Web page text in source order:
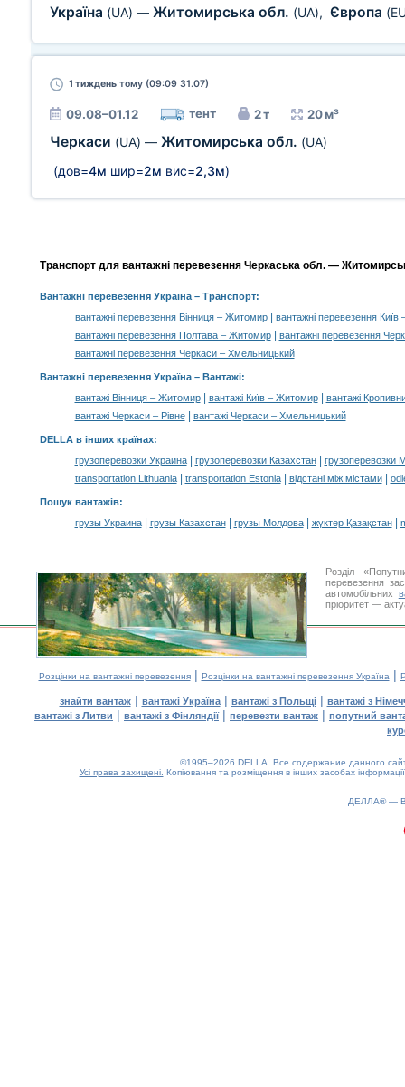
Україна (UA) — Житомирська обл. (UA), Європа
1 тиждень тому (09:09 31.07)
09.08–01.12 тент 2 т 20 м³
Черкаси (UA) — Житомирська обл. (UA)
(дов=4м шир=2м вис=2,3м)
Транспорт для вантажні перевезення Черкаська обл. —
Вантажні перевезення Україна– Транспорт:
вантажні перевезення Вінниця – Житомир|
вантажні перевезення
вантажні перевезення Полтава – Житомир|
вантажні перевезення
вантажні перевезення Черкаси – Хмельницький
Вантажні перевезення Україна – Вантажі:
вантажі Вінниця – Житомир| вантажі Київ – Житомир|
вантажі
вантажі Черкаси – Рівне| вантажі Черкаси – Хмельницький
DELLA в інших країнах:
грузоперевозки Украина| грузоперевозки Казахстан|
грузоперевозки
transportation Lithuania| transportation Estonia| відстані між містами|
Пошук вантажів:
грузы Украина| грузы Казахстан| грузы Молдова| жүктер Қазақстан|
Розділ
перевезення
автомобільних
пріоритет —
Розцінки на вантажні перевезення| Розцінки на вантажні перевезення Україна |
знайти вантаж| вантажі Україна| вантажі з Польщі| вантажі з
вантажі з Литви | вантажі з Фінляндії| перевезти вантаж | попутний
©1995–2026 DELLA. Все содержание данного
Усі права захищені. Копіювання та розміщення в інших засобах
ДЕЛЛА® —